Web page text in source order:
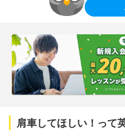
肩車してほしい！って